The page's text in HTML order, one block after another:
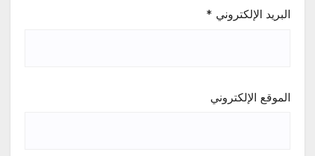
البريد الإلكتروني *
الموقع الإلكتروني